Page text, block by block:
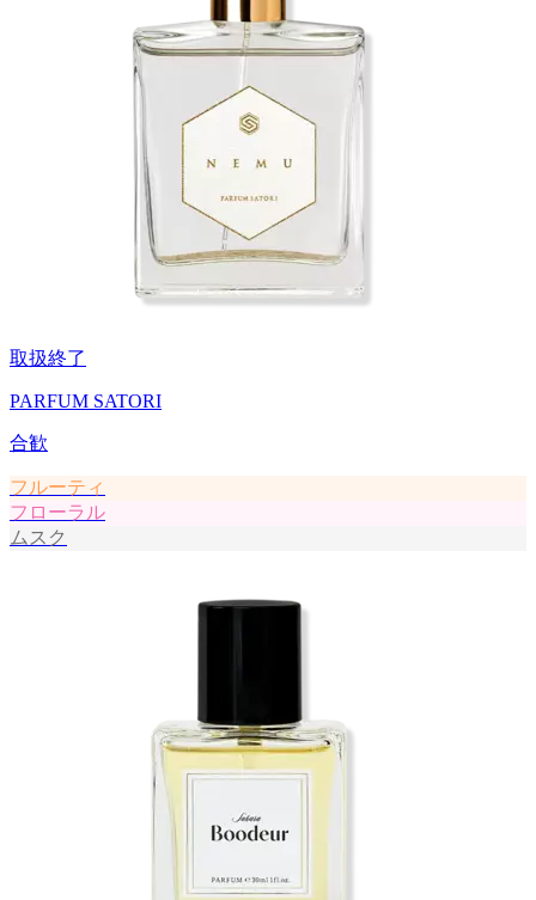
取扱終了
PARFUM SATORI
合歓
フルーティ
フローラル
ムスク